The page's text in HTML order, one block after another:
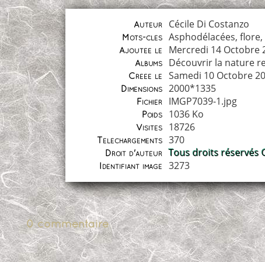
Auteur Cécile Di Costanzo
Mots-clés Asphodélacées, flore,
Ajoutée le Mercredi 14 Octobre
Albums Découvrir la nature
Créée le Samedi 10 Octobre
Dimensions 2000*1335
Fichier IMGP7039-1.jpg
Poids 1036 Ko
Visites 18726
Téléchargements 370
Droit d'auteur Tous droits réservés
Identifiant image 3273
0 commentaire